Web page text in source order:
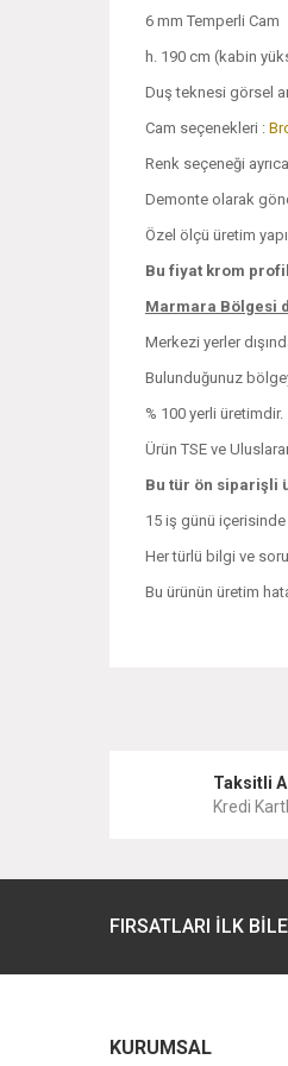
6 mm Temperli Cam
h. 190 cm (kabin
Duş teknesi görsel
Cam seçenekleri :
Renk seçeneği
Demonte olarak
Özel ölçü üretim
Bu fiyat krom
Marmara Bölgesi
Merkezi yerler
Bulunduğunuz
% 100 yerli üretimdir.
Ürün TSE ve
Bu tür ön siparişli
15 iş günü
Her türlü bilgi ve
Bu ürünün üretim
Ürün resmi
Ürün fiyatı
Taksitli
Kredi
FIRSATLARI İLK
KURUMSAL